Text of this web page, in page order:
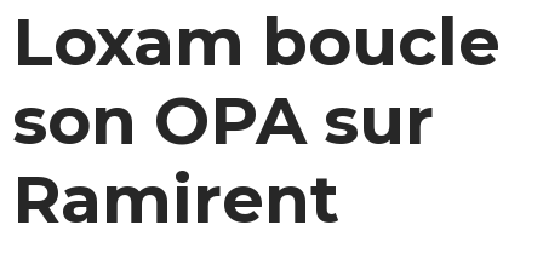
Loxam boucle
son OPA sur
Ramirent